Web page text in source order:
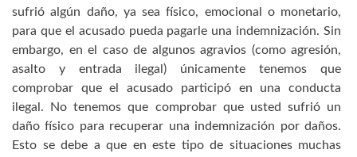
sufrió algún daño, ya sea físico, emocional o monetario,
para que el acusado pueda pagarle una indemnización. Sin
embargo, en el caso de algunos agravios (como agresión,
asalto y entrada ilegal) únicamente tenemos que
comprobar que el acusado participó en una conducta
ilegal. No tenemos que comprobar que usted sufrió un
daño físico para recuperar una indemnización por daños.
Esto se debe a que en este tipo de situaciones muchas